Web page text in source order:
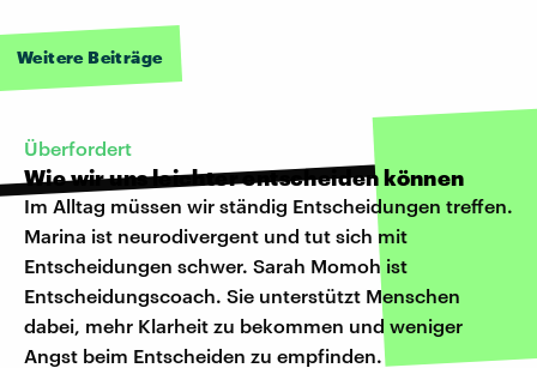
Weitere Beiträge
Überfordert
Wie wir uns leichter entscheiden können
Im Alltag müssen wir ständig Entscheidungen treffen.
Marina ist neurodivergent und tut sich mit
Entscheidungen schwer. Sarah Momoh ist
Entscheidungscoach. Sie unterstützt Menschen
dabei, mehr Klarheit zu bekommen und weniger
Angst beim Entscheiden zu empfinden.